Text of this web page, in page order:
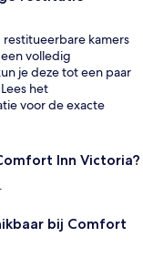
kamers
volledig
je deze tot een paar
het
voor de exacte
Inn Victoria?
bij Comfort